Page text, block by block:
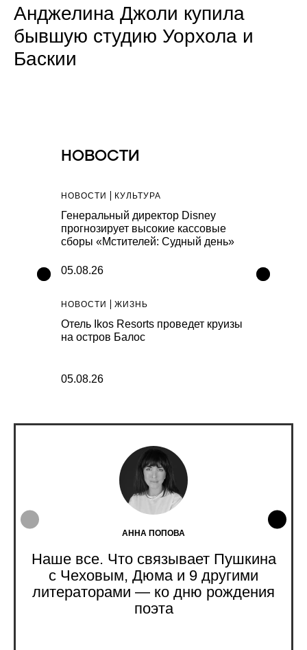
Анджелина Джоли купила
бывшую студию Уорхола и
Баскии
НОВОСТИ
НОВОСТИ КУЛЬТУРА
Генеральный директор Disney
прогнозирует высокие кассовые
сборы «Мстителей: Судный день»
05.08.26
НОВОСТИ ЖИЗНЬ
Отель Ikos Resorts проведет круизы
на остров Балос
05.08.26
05.08.26
АННА ПОПОВА
Наше все. Что связывает Пушкина
с Чеховым, Дюма и 9 другими
литераторами — ко дню рождения
поэта